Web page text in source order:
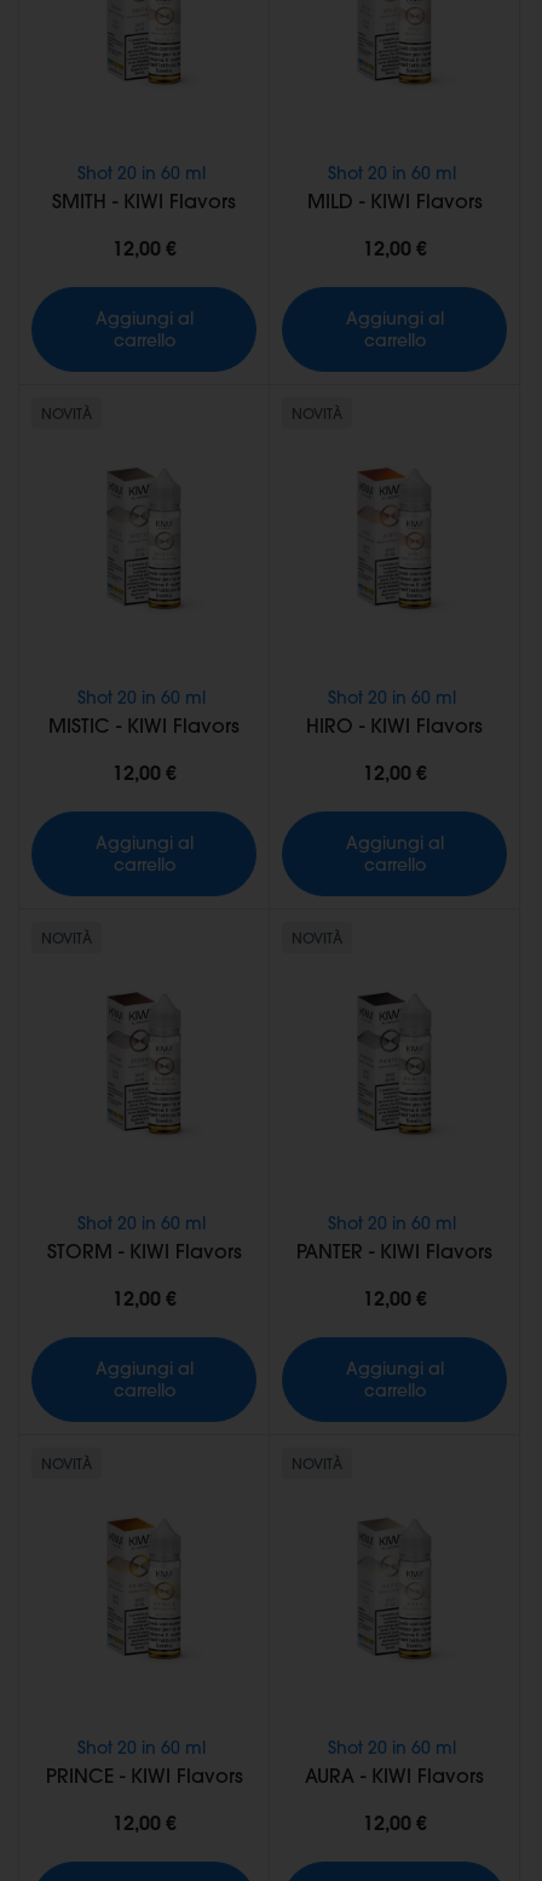
Shot 20 in 60 ml
SMITH - KIWI Flavors
12,00 €
Aggiungi al
carrello
Shot 20 in 60 ml
MILD - KIWI Flavors
12,00 €
Aggiungi al
carrello
NOVITÀ
Shot 20 in 60 ml
MISTIC - KIWI Flavors
12,00 €
Aggiungi al
carrello
NOVITÀ
Shot 20 in 60 ml
HIRO - KIWI Flavors
12,00 €
Aggiungi al
carrello
NOVITÀ
Shot 20 in 60 ml
STORM - KIWI Flavors
12,00 €
Aggiungi al
carrello
NOVITÀ
Shot 20 in 60 ml
PANTER - KIWI Flavors
12,00 €
Aggiungi al
carrello
NOVITÀ
Shot 20 in 60 ml
PRINCE - KIWI Flavors
12,00 €
NOVITÀ
Shot 20 in 60 ml
AURA - KIWI Flavors
12,00 €